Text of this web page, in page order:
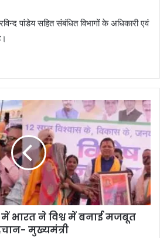
पांडेय सहित संबंधित विभागों के अधिकारी एवं
भारत ने विश्व में बनाई मजबूत
मुख्यमंत्री